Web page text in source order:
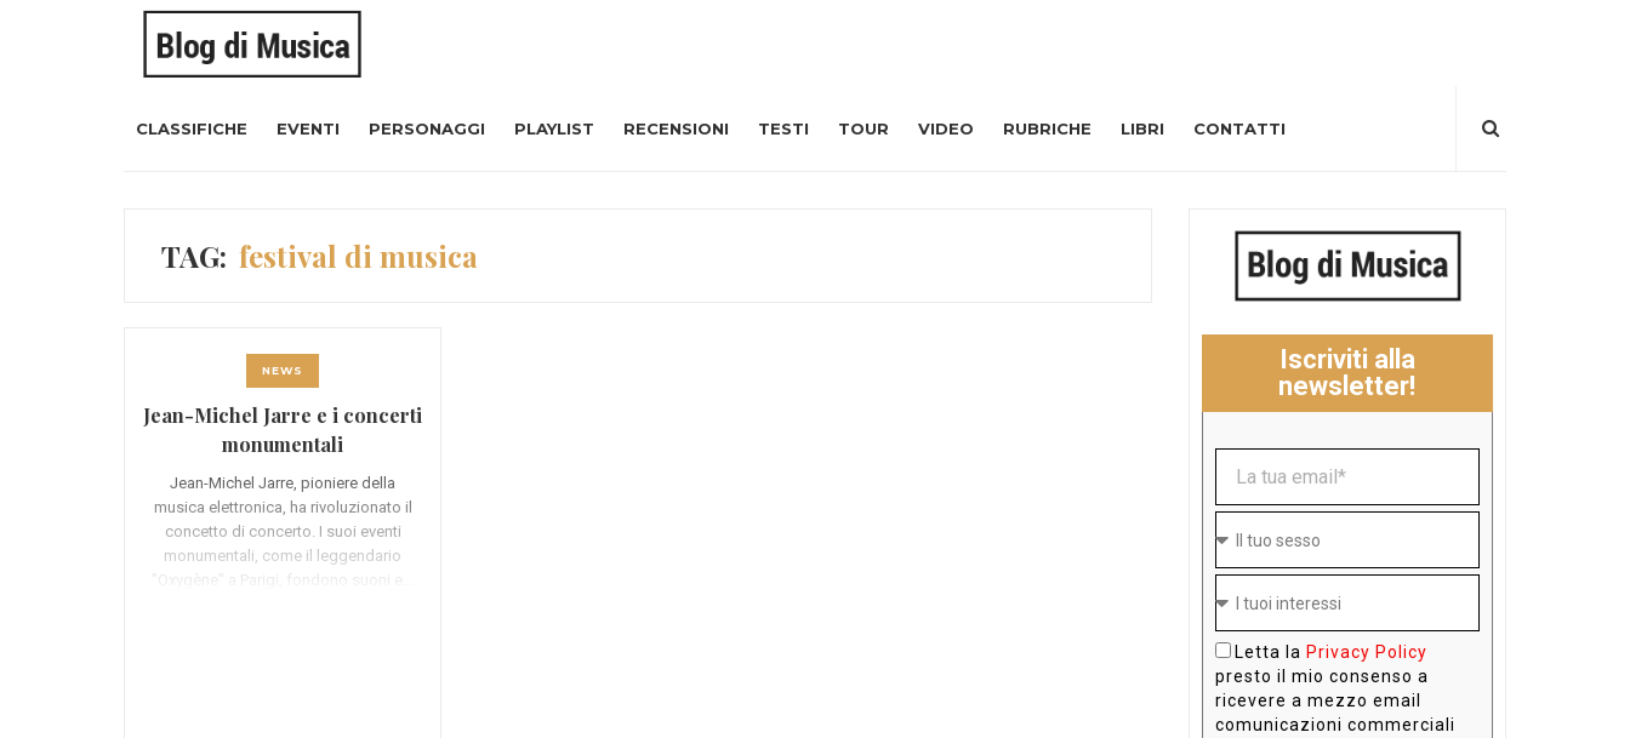
CLASSIFICHE EVENTI PERSONAGGI PLAYLIST RECENSIONI TESTI TOUR VIDEO RUBRICHE LIBRI CONTATTI
TAG: festival di musica
NEWS
Jean-Michel Jarre e i concerti
monumentali
Jean-Michel Jarre, pioniere della
musica elettronica, ha rivoluzionato il
concetto di concerto. I suoi eventi
monumentali, come il leggendario
"Oxygène" a Parigi, fondono suoni e…
Iscriviti alla
newsletter!
Letta la Privacy Policy
presto il mio consenso a
ricevere a mezzo email
comunicazioni commerciali